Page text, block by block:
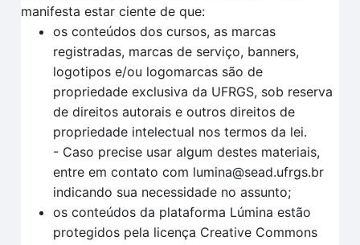
manifesta estar ciente de que:
os conteúdos dos cursos, as marcas
registradas, marcas de serviço, banners,
logotipos e/ou logomarcas são de
propriedade exclusiva da UFRGS, sob reserva
de direitos autorais e outros direitos de
propriedade intelectual nos termos da lei.
- Caso precise usar algum destes materiais,
entre em contato com lumina@sead.ufrgs.br
indicando sua necessidade no assunto;
os conteúdos da plataforma Lúmina estão
protegidos pela licença Creative Commons